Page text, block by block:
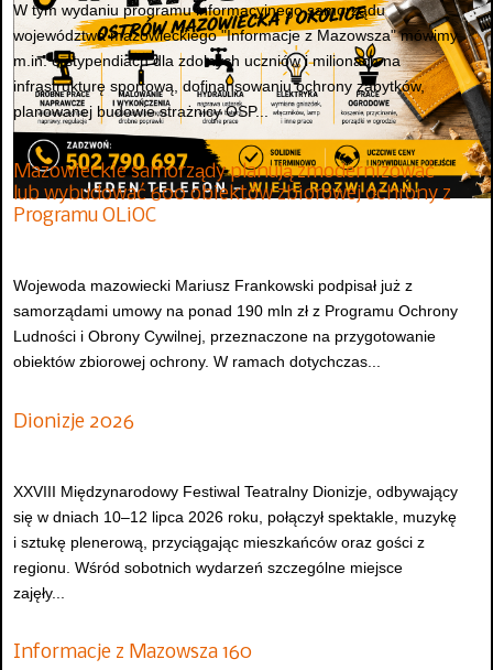
W tym wydaniu programu informacyjnego samorządu
województwa mazowieckiego "Informacje z Mazowsza" mówimy
m.in. o stypendiach dla zdolnych uczniów i milionach na
infrastrukturę sportową, dofinansowaniu ochrony zabytków,
planowanej budowie strażnicy OSP...
Mazowieckie samorządy planują zmodernizować
lub wybudować 600 obiektów zbiorowej ochrony z
Programu OLiOC
Wojewoda mazowiecki Mariusz Frankowski podpisał już z
samorządami umowy na ponad 190 mln zł z Programu Ochrony
Ludności i Obrony Cywilnej, przeznaczone na przygotowanie
obiektów zbiorowej ochrony. W ramach dotychczas...
Dionizje 2026
XXVIII Międzynarodowy Festiwal Teatralny Dionizje, odbywający
się w dniach 10–12 lipca 2026 roku, połączył spektakle, muzykę
i sztukę plenerową, przyciągając mieszkańców oraz gości z
regionu. Wśród sobotnich wydarzeń szczególne miejsce
zajęły...
Informacje z Mazowsza 160